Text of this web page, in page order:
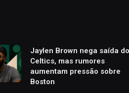
Jaylen Brown nega saída do
Celtics, mas rumores
aumentam pressão sobre
Boston